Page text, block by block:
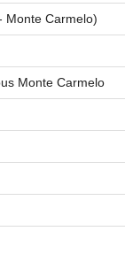
Monte Carmelo)
Monte Carmelo